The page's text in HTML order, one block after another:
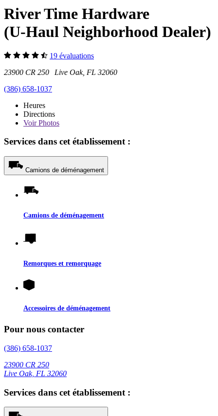
River Time Hardware
(U-Haul Neighborhood Dealer)
19 évaluations
23900 CR 250 Live Oak, FL 32060
(386) 658-1037
Heures
Directions
VoirPhotos
Services dans cet établissement :
Camions de déménagement
Camions de déménagement
Remorques et remorquage
Accessoires de déménagement
Pour nous contacter
(386) 658-1037
23900 CR 250
Live Oak, FL 32060
Services dans cet établissement :